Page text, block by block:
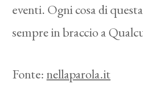
eventi. Ogni cosa di
sempre in braccio a
Fonte: nellaparola.it